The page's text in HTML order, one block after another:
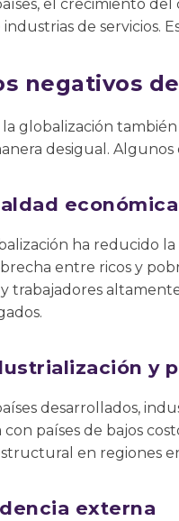
el crecimiento
de servicios.
negativos
la globalización
desigual.
económica
ha reducido
entre ricos y
trabajadores
y
desarrollados,
países de bajos
en regiones
externa